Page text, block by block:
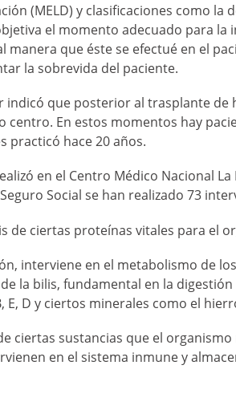
(MELD) y clasificaciones como la
el momento adecuado para la
que éste se efectué en el
la sobrevida del paciente.
indicó que posterior al trasplante
En estos momentos hay
practicó hace 20 años.
en el Centro Médico Nacional La
Social se han realizado 73
de ciertas proteínas vitales para el
interviene en el metabolismo de
la bilis, fundamental en la
E, D y ciertos minerales como el
ciertas sustancias que el
en el sistema inmune y